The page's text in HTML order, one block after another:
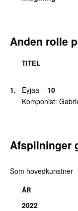
Anden rolle
TITEL
1. Eyjaa – 10
Komponist:
Afspilninger
Som hovedkunstner
ÅR
2022